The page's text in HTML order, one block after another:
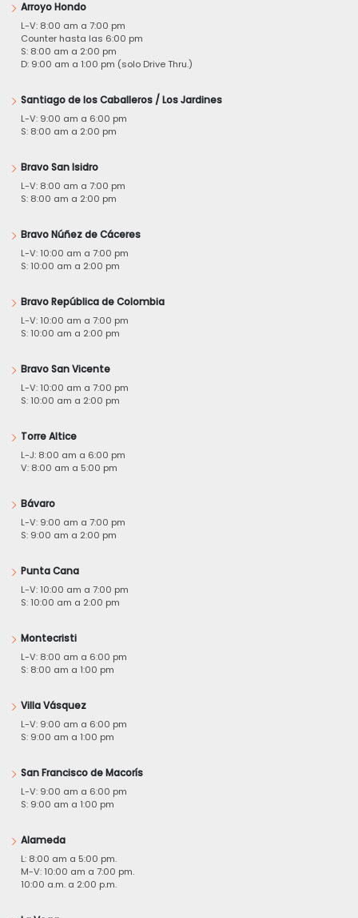
Arroyo Hondo
L-V: 8:00 am a 7:00 pm
Counter hasta las 6:00 pm
S: 8:00 am a 2:00 pm
D: 9:00 am a 1:00 pm (solo Drive Thru.)
Santiago de los Caballeros / Los Jardines
L-V: 9:00 am a 6:00 pm
S: 8:00 am a 2:00 pm
Bravo San Isidro
L-V: 8:00 am a 7:00 pm
S: 8:00 am a 2:00 pm
Bravo Núñez de Cáceres
L-V: 10:00 am a 7:00 pm
S: 10:00 am a 2:00 pm
Bravo República de Colombia
L-V: 10:00 am a 7:00 pm
S: 10:00 am a 2:00 pm
Bravo San Vicente
L-V: 10:00 am a 7:00 pm
S: 10:00 am a 2:00 pm
Torre Altice
L-J: 8:00 am a 6:00 pm
V: 8:00 am a 5:00 pm
Bávaro
L-V: 9:00 am a 7:00 pm
S: 9:00 am a 2:00 pm
Punta Cana
L-V: 10:00 am a 7:00 pm
S: 10:00 am a 2:00 pm
Montecristi
L-V: 8:00 am a 6:00 pm
S: 8:00 am a 1:00 pm
Villa Vásquez
L-V: 9:00 am a 6:00 pm
S: 9:00 am a 1:00 pm
San Francisco de Macorís
L-V: 9:00 am a 6:00 pm
S: 9:00 am a 1:00 pm
Alameda
L: 8:00 am a 5:00 pm.
M-V: 10:00 am a 7:00 pm.
10:00 a.m. a 2:00 p.m.